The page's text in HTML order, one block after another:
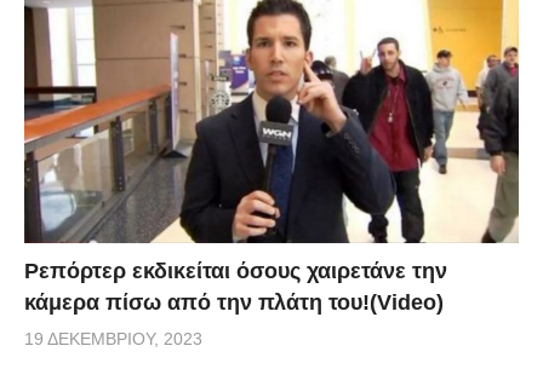
Ρεπόρτερ εκδικείται όσους χαιρετάνε την
κάμερα πίσω από την πλάτη του!(Video)
19 ΔΕΚΕΜΒΡΊΟΥ, 2023